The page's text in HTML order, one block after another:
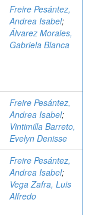
Freire Pesántez,
Andrea Isabel;
Álvarez Morales,
Gabriela Blanca
Freire Pesántez,
Andrea Isabel;
Vintimilla Barreto,
Evelyn Denisse
Freire Pesántez,
Andrea Isabel;
Vega Zafra, Luis
Alfredo